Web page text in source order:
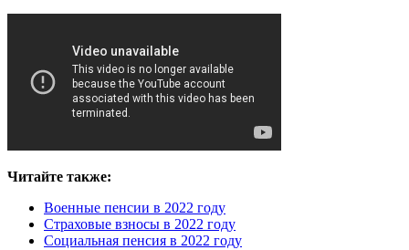
Читайте также:
Военные пенсии в 2022 году
Страховые взносы в 2022 году
Социальная пенсия в 2022 году